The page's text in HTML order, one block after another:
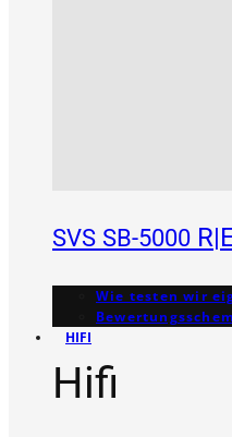
SVS SB-5000
Wie testen wir
HIFI
Hifi